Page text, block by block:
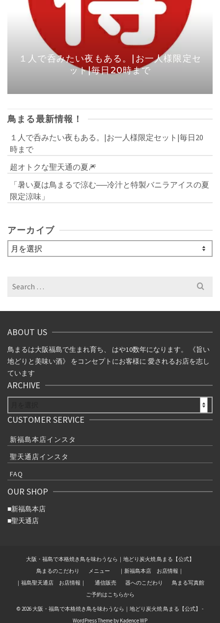
１人で呑みたい夜もある。|お一人様限定セ
ット|毎日20時まで
鳥まる最新情報！
１人で呑みたい夜もある。|お一人様限定セット|毎日20
時まで
超オトクな聖天通の夏🎆
「暑い夏は鳥まるで涼む──冷汁と特製バニラアイスの夏
限定涼味」
アーカイブ
ア
ー
Search
ABOUT US
鳥まるは大阪福島で生まれ育ち、 はや10数年になります。 《旨い
地どりと美味い酒》 をコンセプトにお客様に 愛されるお店を志し
ています
ARCHIVE
CUSTOMER SERVICE
新福島本店インスタ
聖天通店インスタ
FAQ
OUR SHOP
■新福島本店
■聖天通店
大阪・福島で本格焼き鳥を味わうなら｜地どり炭火焼 鳥まる【公式】
鳥まるのこだわり
メニュー
｜新福島本店 お店情報｜
｜福島聖天通店 お店情報｜
通信販売 器へのこだわり
鳥まる写真館
ご予約はこちらから
© 2026 大阪・福島で本格焼き鳥を味わうなら｜地どり炭火焼 鳥まる【公式】 -
WordPress Theme by Kadence WP